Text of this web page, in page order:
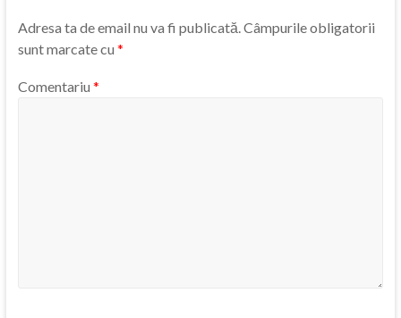
Adresa ta de email nu va fi publicată.Câmpurile obligatorii
sunt marcate cu *
Comentariu *